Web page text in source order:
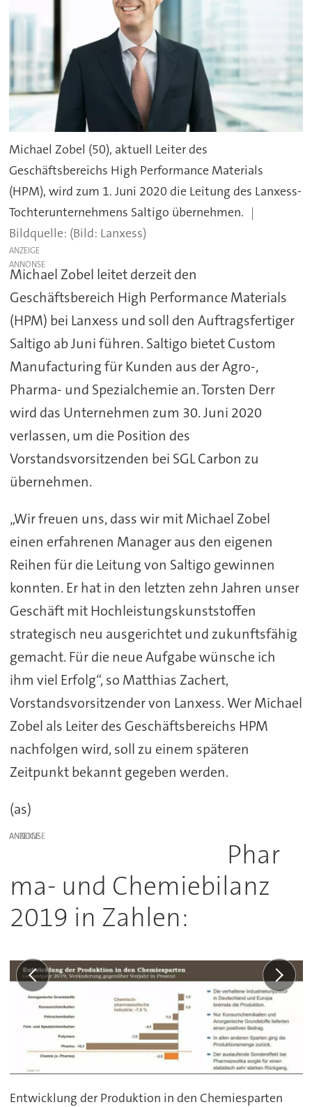
Michael Zobel (50), aktuell Leiter des
Geschäftsbereichs High Performance Materials
(HPM), wird zum 1. Juni 2020 die Leitung des Lanxess-
Tochterunternehmens Saltigo übernehmen.
(Bild: Lanxess)
ANZEIGE
Michael Zobel leitet derzeit den
Geschäftsbereich High Performance Materials
(HPM) bei Lanxess und soll den Auftragsfertiger
Saltigo ab Juni führen. Saltigo bietet Custom
Manufacturing für Kunden aus der Agro-,
Pharma- und Spezialchemie an. Torsten Derr
wird das Unternehmen zum 30. Juni 2020
verlassen, um die Position des
Vorstandsvorsitzenden bei SGL Carbon zu
übernehmen.
„Wir freuen uns, dass wir mit Michael Zobel
einen erfahrenen Manager aus den eigenen
Reihen für die Leitung von Saltigo gewinnen
konnten. Er hat in den letzten zehn Jahren unser
Geschäft mit Hochleistungskunststoffen
strategisch neu ausgerichtet und zukunftsfähig
gemacht. Für die neue Aufgabe wünsche ich
ihm viel Erfolg“, so Matthias Zachert,
Vorstandsvorsitzender von Lanxess. Wer Michael
Zobel als Leiter des Geschäftsbereichs HPM
nachfolgen wird, soll zu einem späteren
Zeitpunkt bekannt gegeben werden.
(as)
ANZEIGE
Phar
ma- und Chemiebilanz
2019 in Zahlen:
Entwicklung der Produktion in den Chemiesparten